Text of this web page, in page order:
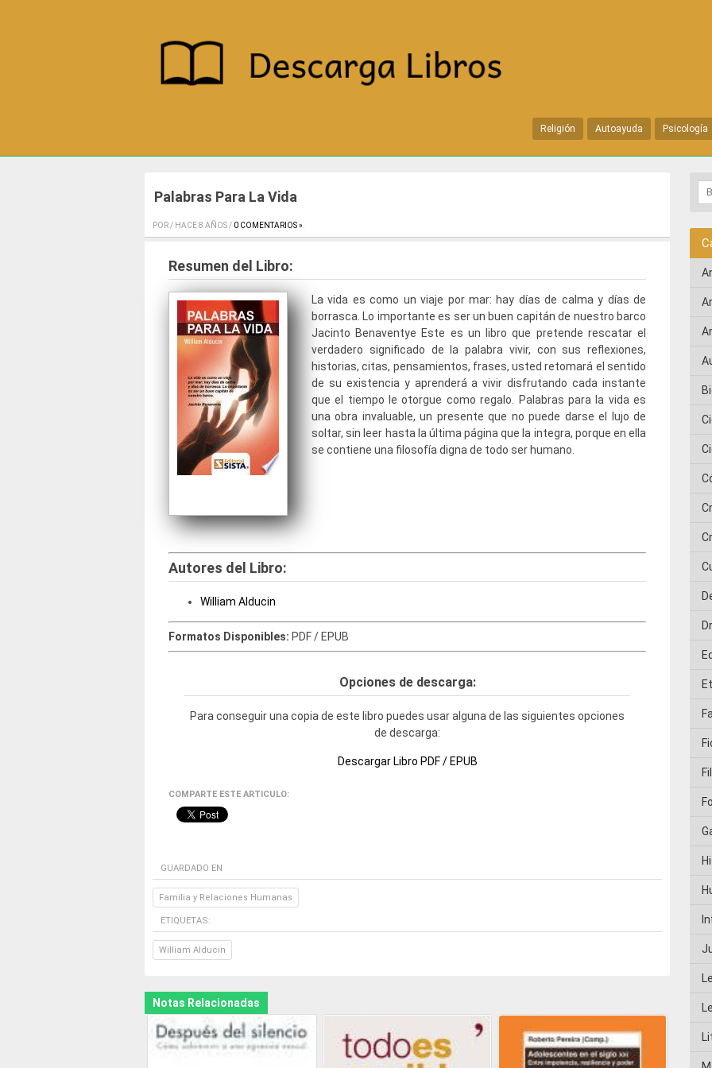
Religión Autoayuda Psicología
Palabras Para La Vida
POR / HACE 8 AÑOS / 0 COMENTARIOS »
Resumen del Libro:
La vida es como un viaje por mar: hay días de calma y días de
borrasca. Lo importante es ser un buen capitán de nuestro barco
Jacinto Benaventye Este es un libro que pretende rescatar el
verdadero significado de la palabra vivir, con sus reflexiones,
historias, citas, pensamientos, frases, usted retomará el sentido
de su existencia y aprenderá a vivir disfrutando cada instante
que el tiempo le otorgue como regalo. Palabras para la vida es
una obra invaluable, un presente que no puede darse el lujo de
soltar, sin leer hasta la última página que la integra, porque en ella
se contiene una filosofía digna de todo ser humano.
Autores del Libro:
William Alducin
Formatos Disponibles: PDF / EPUB
Opciones de descarga:
Para conseguir una copia de este libro puedes usar alguna de las siguientes opciones
de descarga:
Descargar Libro PDF / EPUB
COMPARTE ESTE ARTICULO:
GUARDADO EN
Familia y Relaciones Humanas
ETIQUETAS:
William Alducin
Notas Relacionadas